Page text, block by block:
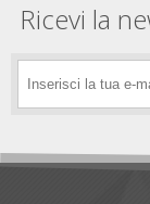
Ricevi la